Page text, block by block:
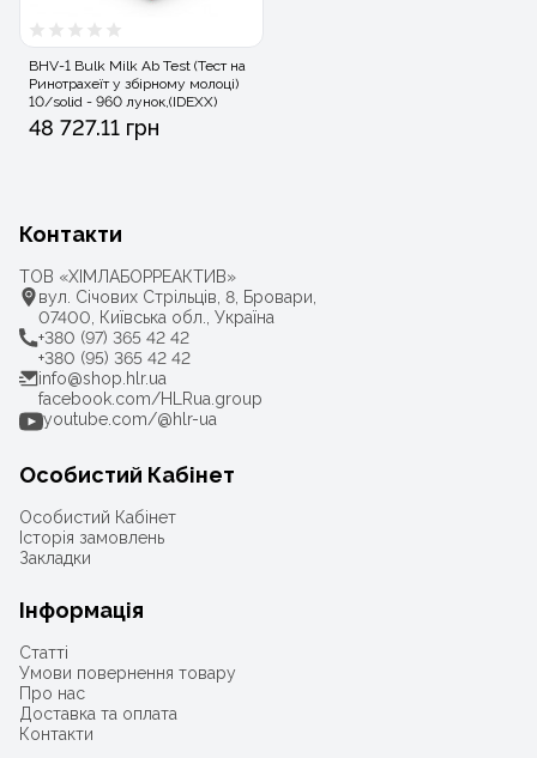
BHV-1 Bulk Milk Ab Test (Тест на
Ринотрахеїт у збірному молоці)
10/solid - 960 лунок,(IDEXX)
48 727.11 грн
Контакти
ТОВ «ХІМЛАБОРРЕАКТИВ»
вул. Січових Стрільців, 8, Бровари,
07400, Київська обл., Україна
+380 (97) 365 42 42
+380 (95) 365 42 42
info@shop.hlr.ua
facebook.com/HLRua.group
youtube.com/@hlr-ua
Особистий Кабінет
Особистий Кабінет
Історія замовлень
Закладки
Інформація
Статті
Умови повернення товару
Про нас
Доставка та оплата
Контакти